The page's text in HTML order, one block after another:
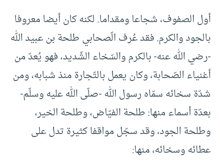
أول الصفوف، شجاعا ومقداما. لكنه كان أيضا معروفا
بالجود والكرم. فقد عُرف الّصحابي طلحة بن عبيد الله
-رضي الله عنه- بالكرم والسّخاء الشّديد، فهو يُعدّ من
أغنياء الصّحابة، وكان يعمل بالتّجارة منذ شبابه، ومن
شدّة سخائه سمّاه رسول الله -صلّى الله عليه وسلّم-
بعدّة أسماء منها: طلحة الفيّاض، وطلحة الخير،
وطلحة الجود، وقد سجّل مواقفا كثيرة تدل على
عطائه وسخائه، منها: